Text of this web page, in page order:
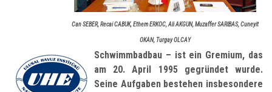
Can SEBER, Recai CABUK, Ethem ERKOC, Ali AKGUN, Muzaffer SARIBAS, Cuneyit
OKAN, Turgay OLCAY
Schwimmbadbau – ist ein Gremium, das
am 20. April 1995 gegründet wurde.
Seine Aufgaben bestehen insbesondere